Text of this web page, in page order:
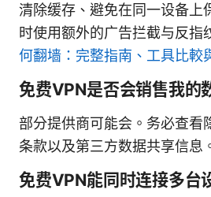
清除缓存、避免在同一设备上
时使用额外的广告拦截与反指
何翻墙：完整指南、工具比較
免费VPN是否会销售我的
部分提供商可能会。务必查看
条款以及第三方数据共享信息
免费VPN能同时连接多台